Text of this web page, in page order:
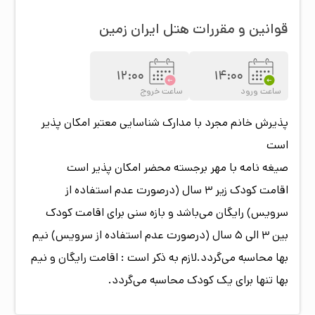
هتل ایران زمین مخصوص کسانی است که می‌خواهند در
هزینه‌های سنگین هتل‌های پنج ستاره را بپردازند. اینجا
همه چیز، از کیفیت اتاق‌ها گرفته تا امکانات جانبی، طوری
طراحی شده که مسافر در رفاه کامل باشد و هیچ کمبودی
در طول سفر حس نکند.
امکانات و خدمات اصلی هتل ایران زمین مشهد
هتل ایران زمین با اینکه سه ستاره است، اما امکاناتی دارد
که در بسیاری از هتل‌های هم‌رده‌اش دیده نمی‌شود و
همین موضوع باعث شده خدماتش کامل و راضی‌کننده
باشد.
اتاق‌ها و فضای استراحت
قوانین و مقررات هتل ایران زمین
ساعت ورود
14:00
ساعت خروج
12:00
پذیرش خانم مجرد با مدارک شناسایی معتبر امکان پذیر
است
صیغه نامه با مهر برجسته محضر امکان پذیر است
اقامت کودک زیر 3 سال (درصورت عدم استفاده از
سرویس) رایگان می‌باشد و بازه سنی برای اقامت کودک
بین 3 الی 5 سال (درصورت عدم استفاده از سرویس) نیم
بها محاسبه می‌گردد.لازم به ذکر است : اقامت رایگان و نیم
بها تنها برای یک کودک محاسبه می‌گردد.